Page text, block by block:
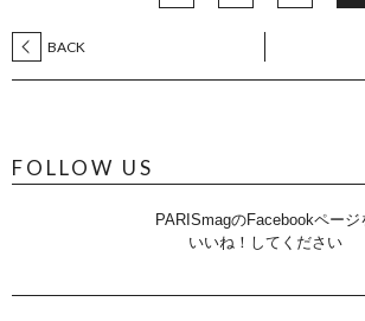
BACK
FOLLOW US
PARISmagのFacebookページ
いいね！してください